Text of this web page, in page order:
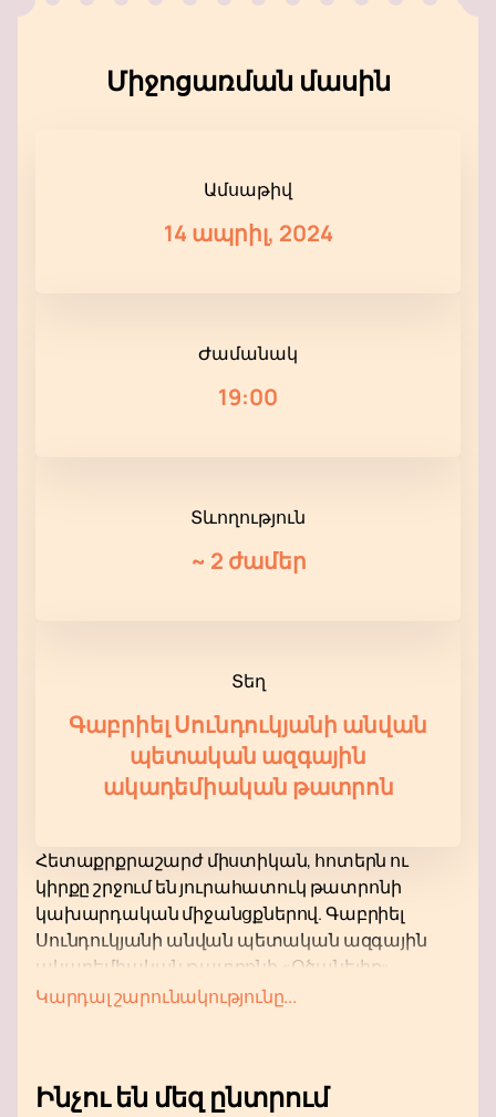
Միջոցառման մասին
Ամսաթիվ
14 ապրիլ, 2024
Ժամանակ
19:00
Տևողություն
~ 2 ժամեր
Տեղ
Գաբրիել Սունդուկյանի անվան
պետական ​​ազգային
ակադեմիական թատրոն
Հետաքրքրաշարժ միստիկան, հոտերն ու
կիրքը շրջում են յուրահատուկ թատրոնի
կախարդական միջանցքներով. Գաբրիել
Սունդուկյանի անվան պետական ​​ազգային
ակադեմիական թատրոնի «Օծանելիք»
ներկայացումը անմոռանալի իրադարձություն
ինչ նախկինում երբևէ տեսել կամ լսել եք, միայն
Կարդալ շարունակությունը...
Ինչու են մեզ ընտրում